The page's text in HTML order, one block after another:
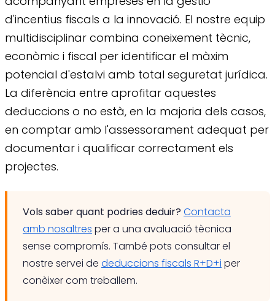
d'incentius fiscals a la innovació. El nostre equip
multidisciplinar combina coneixement tècnic,
econòmic i fiscal per identificar el màxim
potencial d'estalvi amb total seguretat jurídica.
La diferència entre aprofitar aquestes
deduccions o no està, en la majoria dels casos,
en comptar amb l'assessorament adequat per
documentar i qualificar correctament els
projectes.
Vols saber quant podries deduir? Contacta
amb nosaltres per a una avaluació tècnica
sense compromís. També pots consultar el
nostre servei de deduccions fiscals R+D+i per
conèixer com treballem.